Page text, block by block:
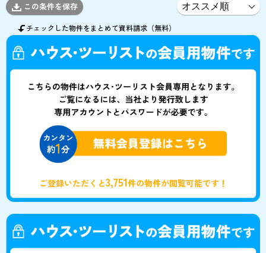
この条件を保存
チェックした物件をまとめて資料請求（無料）
ご登録いただくと3,751件の物件が閲覧可能です！